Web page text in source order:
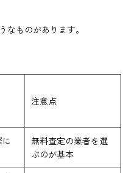
なものがあります。
注意点
無料査定の業者を選
ぶのが基本